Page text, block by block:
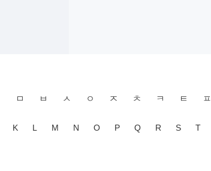
ㅁ ㅂ ㅅ ㅇ ㅈ ㅊ ㅋ ㅌ ㅍ
K L M N O P Q R S T